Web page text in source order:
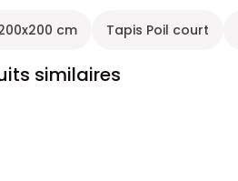
cm Tapis Poil court
similaires